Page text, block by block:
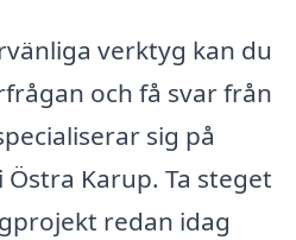
verktyg kan du
och få svar från
sig på
Karup. Ta steget
redan idag